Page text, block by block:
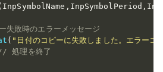
InpSymbolName , InpSymbolPeriod ,
敗時のエラーメッセージ
( "日付のコピーに失敗しました。エラー
処理を終了